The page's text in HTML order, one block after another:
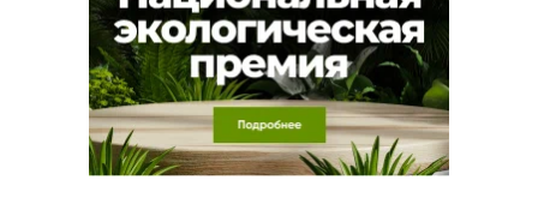
МЕЛОДРАМЫ
ФРАНЦИЯ
ГЕРМАНИЯ
СВЕТСКИЕ НОВОСТИ
СПОЙЛЕРЫ ИЗ СЕРИАЛОВ